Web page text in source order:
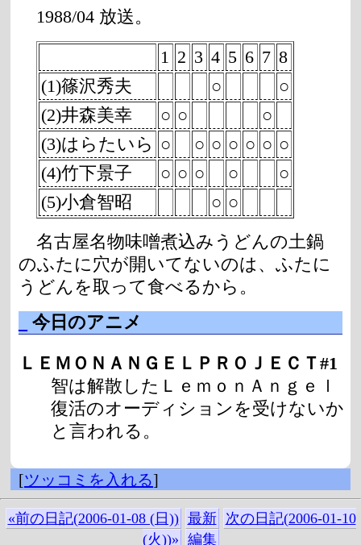
1988/04 放送。
1 2 3 4 5 6 7 8
(1)篠沢秀夫
○
○
(2)井森美幸
○ ○
○
(3)はらたいら ○ ○ ○ ○ ○ ○ ○
(4)竹下景子
○ ○ ○ ○
○
(5)小倉智昭
○ ○
名古屋名物味噌煮込みうどんの土鍋
のふたに穴が開いてないのは、ふたに
うどんを取って食べるから。
今日のアニメ
ＬＥＭＯＮＡＮＧＥＬＰＲＯＪＥＣＴ#1
智は解散したＬｅｍｏｎＡｎｇｅｌ
復活のオーディションを受けないか
と言われる。
[ツッコミを入れる]
«前の日記(2006-01-08 (日)) 最新
次の日記(2006-01-10
(火))» 編集